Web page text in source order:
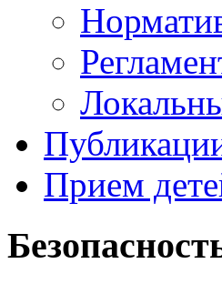
Прием